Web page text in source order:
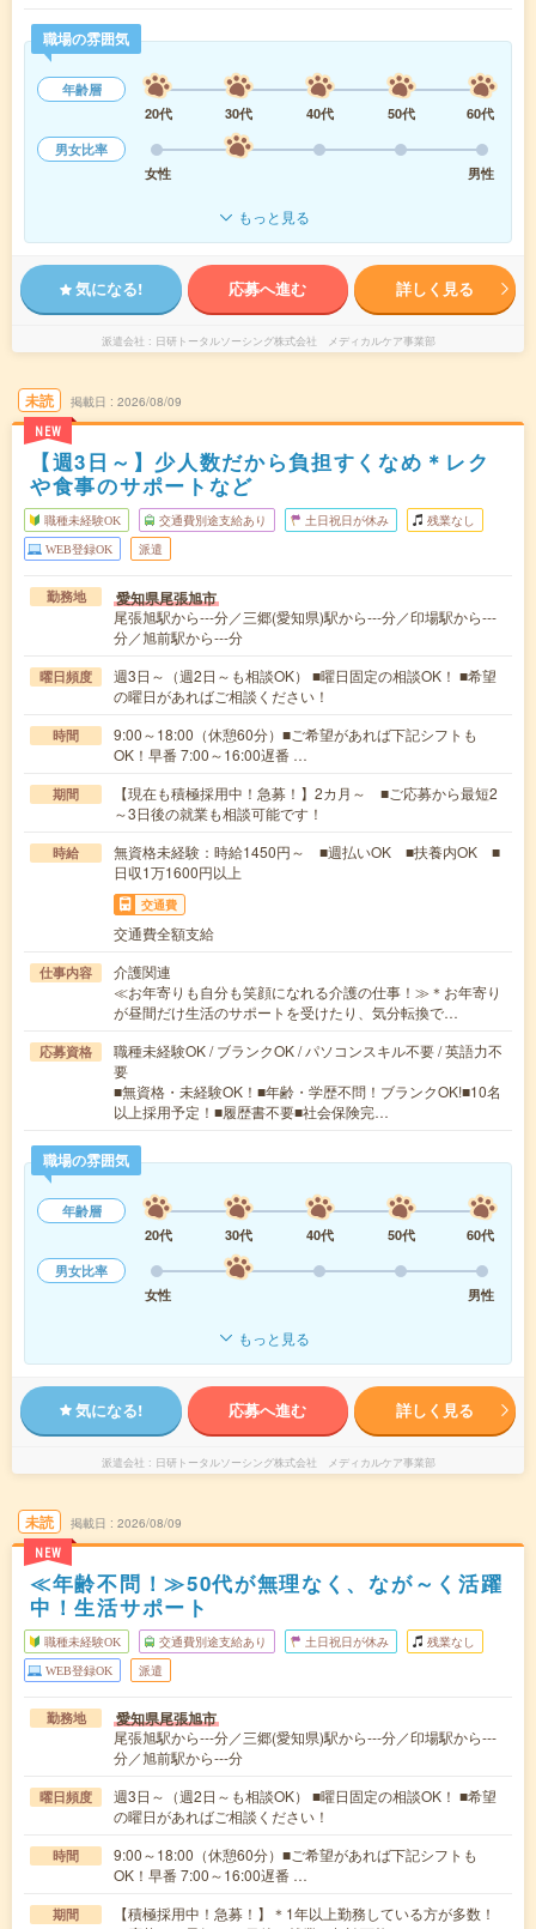
職場の雰囲気
年齢層
20代
30代 40代 50代
60代
男女比率
女性
男性
もっと見る
気になる! 応募へ進む 詳しく見る
派遣会社 日研トータルソーシング株式会社 メディカルケア事業部
未読
NEW
掲載日 2026/08/09
【週3日～】少人数だから負担すくなめ＊レク
や食事のサポートなど
職種未経験OK 交通費別途支給あり 土日祝日が休み 残業なし
WEB登録OK 派遣
勤務地 愛知県尾張旭市
尾張旭駅から---分／三郷(愛知県)駅から---分／印場駅から---
分／旭前駅から---分
曜日頻度
週3日～（週2日～も相談OK） ■曜日固定の相談OK！ ■希望
の曜日があればご相談ください！
時間
9:00～18:00（休憩60分）■ご希望があれば下記シフトも
OK！早番 7:00～16:00遅番 …
期間
【現在も積極採用中！急募！】2カ月～ ■ご応募から最短2
～3日後の就業も相談可能です！
時給
無資格未経験：時給1450円～ ■週払いOK ■扶養内OK ■
日収1万1600円以上
交通費
交通費全額支給
仕事内容
介護関連
≪お年寄りも自分も笑顔になれる介護の仕事！≫＊お年寄り
が昼間だけ生活のサポートを受けたり、気分転換で…
応募資格
職種未経験OK / ブランクOK / パソコンスキル不要 / 英語力不
要
■無資格・未経験OK！■年齢・学歴不問！ブランクOK!■10名
以上採用予定！■履歴書不要■社会保険完…
職場の雰囲気
年齢層
20代
30代 40代 50代
60代
男女比率
女性
男性
もっと見る
気になる! 応募へ進む 詳しく見る
派遣会社 日研トータルソーシング株式会社 メディカルケア事業部
未読
NEW
掲載日 2026/08/09
≪年齢不問！≫50代が無理なく、なが～く活躍
中！生活サポート
職種未経験OK 交通費別途支給あり 土日祝日が休み 残業なし
WEB登録OK 派遣
勤務地 愛知県尾張旭市
尾張旭駅から---分／三郷(愛知県)駅から---分／印場駅から---
分／旭前駅から---分
曜日頻度
週3日～（週2日～も相談OK） ■曜日固定の相談OK！ ■希望
の曜日があればご相談ください！
時間
9:00～18:00（休憩60分）■ご希望があれば下記シフトも
OK！早番 7:00～16:00遅番 …
期間
【積極採用中！急募！】＊1年以上勤務している方が多数！